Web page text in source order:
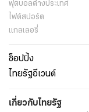
ข่าว
พระราชสำนัก
การเมือง
ความยั่งยืน
รายงานพิเศษ